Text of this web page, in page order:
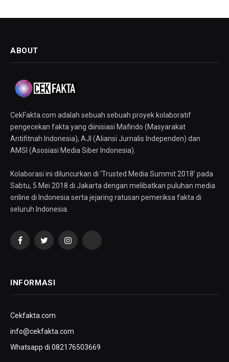
ABOUT
CekFakta.com adalah sebuah sebuah proyek kolaboratif
pengecekan fakta yang diinisiasi Mafindo (Masyarakat
Antifitnah Indonesia), AJI (Aliansi Jurnalis Independen) dan
AMSI (Asosiasi Media Siber Indonesia).
Kolaborasi ini diluncurkan di ‘Trusted Media Summit 2018’ pada
Sabtu, 5 Mei 2018 di Jakarta dengan melibatkan puluhan media
online di Indonesia serta jejaring ratusan pemeriksa fakta di
seluruh Indonesia.
FacebookTwitterInstagramYouTube
INFORMASI
Cekfakta.com
info@cekfakta.com
Whatsapp di 082176503669